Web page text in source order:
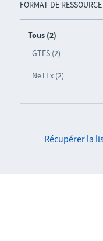
FORMAT DE RESSOURCE
Tous (2)
GTFS (2)
NeTEx (2)
Récupérer la